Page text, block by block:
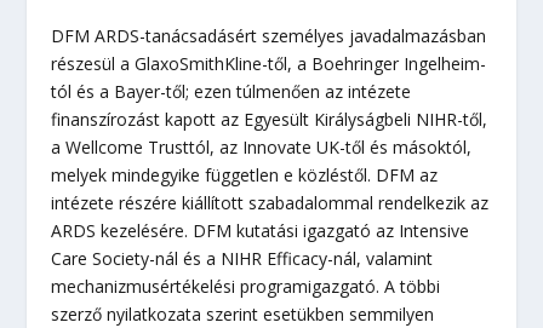
DFM ARDS-tanácsadásért személyes javadalmazásban
részesül a GlaxoSmithKline-től, a Boehringer Ingelheim-
tól és a Bayer-től; ezen túlmenően az intézete
finanszírozást kapott az Egyesült Királyságbeli NIHR-től,
a Wellcome Trusttól, az Innovate UK-től és másoktól,
melyek mindegyike független e közléstől. DFM az
intézete részére kiállított szabadalommal rendelkezik az
ARDS kezelésére. DFM kutatási igazgató az Intensive
Care Society-nál és a NIHR Efficacy-nál, valamint
mechanizmusértékelési programigazgató. A többi
szerző nyilatkozata szerint esetükben semmilyen